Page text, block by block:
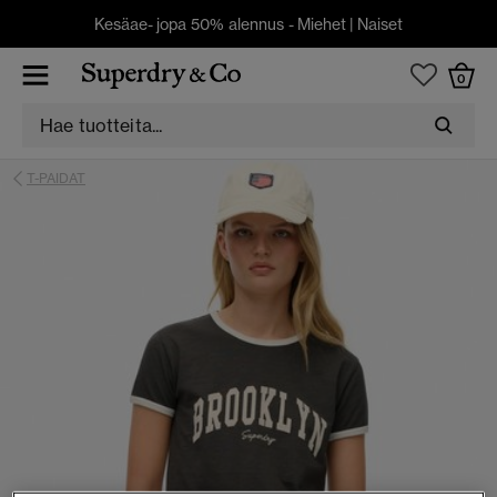
Kesäae- jopa 50% alennus - Miehet | Naiset
0
T-PAIDAT